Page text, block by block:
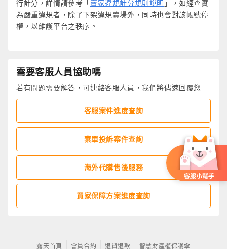
行計分，詳情請參考「賣家違規計分規則說明 」，如經查實
為嚴重違規者，除了下架違規賣場外，同時也會對該帳號停
權，以維護平台之秩序。
需要客服人員協助嗎
若有問題需要解答，可連絡客服人員，我們將儘速回覆您
客服案件進度查詢
棄單投訴案件查詢
海外代購售後服務
買家保障方案進度查詢
露天首頁 會員合約 退貨退款 智慧財產權保護傘